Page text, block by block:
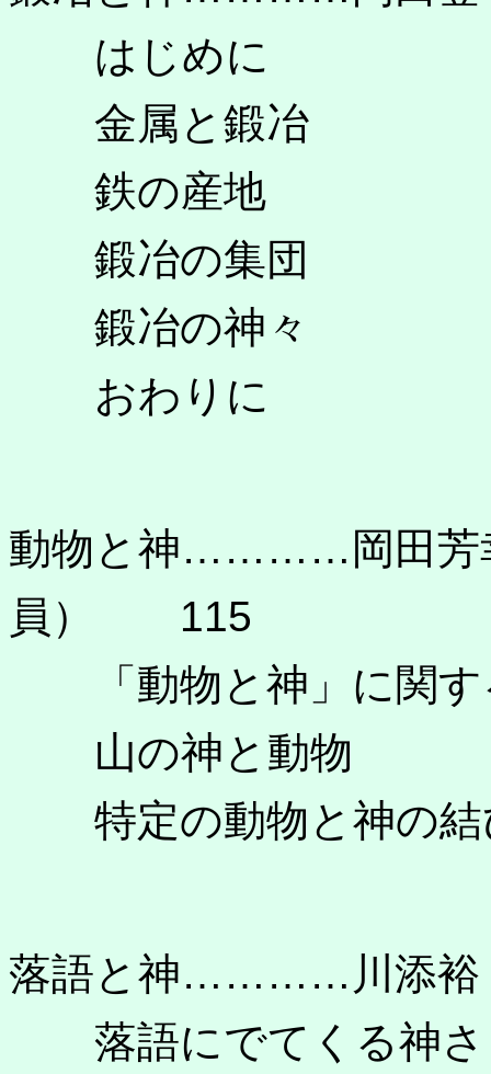
はじめに
金属と鍛冶
鉄の産地
鍛冶の集団
鍛冶の神々
おわりに
動物と神…………岡田芳
員） 115
「動物と神」に関す
山の神と動物
特定の動物と神の結
落語と神…………川添
落語にでてくる神さ